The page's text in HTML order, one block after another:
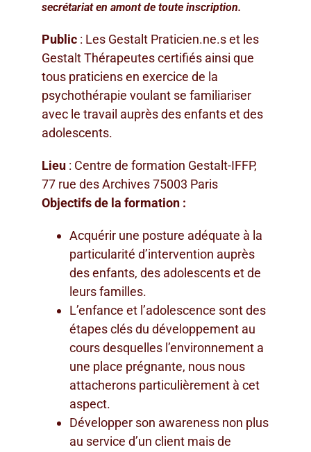
secrétariat en amont de toute inscription.
Public: Les Gestalt Praticien.ne.s et les
Gestalt Thérapeutes certifiés ainsi que
tous praticiens en exercice de la
psychothérapie voulant se familiariser
avec le travail auprès des enfants et des
adolescents.
Lieu : Centre de formation Gestalt-IFFP,
77 rue des Archives 75003 Paris
Objectifs de la formation :
Acquérir une posture adéquate à la
particularité d’intervention auprès
des enfants, des adolescents et de
leurs familles.
L’enfance et l’adolescence sont des
étapes clés du développement au
cours desquelles l’environnement a
une place prégnante, nous nous
attacherons particulièrement à cet
aspect.
Développer son awareness non plus
au service d’un client mais de